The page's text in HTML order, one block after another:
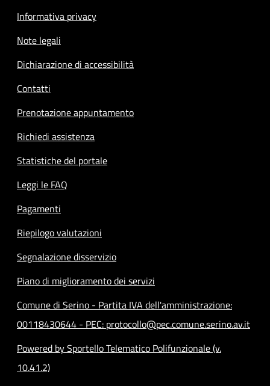
Informativa privacy
Note legali
Dichiarazione di accessibilità
Contatti
Prenotazione appuntamento
Richiedi assistenza
Statistiche del portale
Leggi le FAQ
Pagamenti
Riepilogo valutazioni
Segnalazione disservizio
Piano di miglioramento dei servizi
Comune di Serino - Partita IVA dell'amministrazione:
00118430644 - PEC: protocollo@pec.comune.serino.av.it
Powered by Sportello Telematico Polifunzionale (v.
10.41.2)